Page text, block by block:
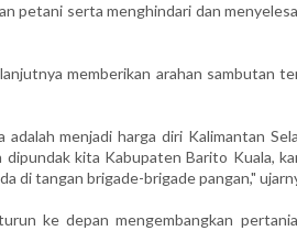
petani serta menghindari dan
memberikan arahan sambutan
menjadi harga diri Kalimantan
kita Kabupaten Barito Kuala,
di tangan brigade-brigade pangan,"
ke depan mengembangkan